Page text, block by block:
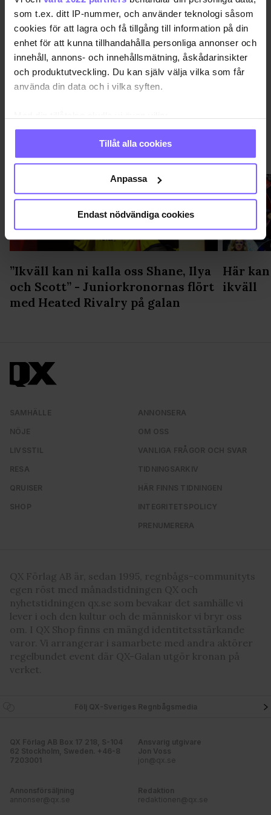
som t.ex. ditt IP-nummer, och använder teknologi såsom
cookies för att lagra och få tillgång till information på din
enhet för att kunna tillhandahålla personliga annonser och
innehåll, annons- och innehållsmätning, åskådarinsikter
och produktutveckling. Du kan själv välja vilka som får
använda din data och i vilka syften.
Samla in information om din geografiska plats
som kan ha en noggrannhet på upp till flera meter
Identifiera din enhet genom att aktivt skanna den
för specifika kännetecken (fingeravtryck)
Ta reda på mer om hur dina personliga uppgifter
Du kan ändra eller dra tillbaka ditt samtycke när som
helst från cookie-förklaringen.
Vi använder enhetsidentifierare för att anpassa innehållet
och annonserna till användarna, tillhandahålla funktioner
för sociala medier och analysera vår trafik. Vi
vidarebefordrar även sådana identifierare och annan
information som du har tillhandahållit eller som de har
samlat in när du har använt deras tjänster. Du godkänner
Tillåt alla cookies
Anpassa
Endast nödvändiga cookies
QX GAYGALA QX GAYGALA 2018 RÖDA MATTAN
DELA DEN HÄR ARTIKELN
”Ikväll kan ni kalla oss Shane, Ilya
och Scott” - Juniorkronornas flört
med Heated Rivalry på galan
Här
ikväll
SAMHÄLLE
NÖJE
LIVSSTIL
RESA
QRUISER
SHOP
ANNONSERA
OM OSS
VANLIGA FRÅGOR OCH SVAR
TIDNINGSARKIV
HÄR FINNS TIDNINGEN
INTEGRITETSPOLICY
PRENUMERERA
QX Förlag AB är, sedan 1995, regnbågs-communityts
egen röst med månadstidningen QX och
nyhetstidningen qx.se som bevakar det samhälle vi
lever i och den kultur och de människor vi bryr oss
om. I QX Shop finns en mängd identitetsstärkande
varor. Vi arrangerar i samarbete med andra aktörer
regelbundet event där QX-Galan utgör kronan på
verket.
Följ QX-Sveriges Regnbågsmedia
QX Förlag AB Box 17 218, S-104
62 Stockholm, Sweden. +46-8
7203001
Ansvarig utgivare
Jon Voss
jon@qx.se
Annonsförsäljning
annonser@qx.se
Redaktion
redaktionen@qx.se